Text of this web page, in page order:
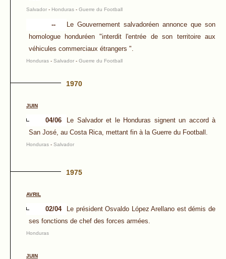
Salvador - Honduras - Guerre du Football
--
Le Gouvernement salvadoréen annonce que son
homologue honduréen "interdit l'entrée de son territoire aux
véhicules commerciaux étrangers ".
Honduras - Salvador - Guerre du Football
1970
JUIN
04/06
Le Salvador et le Honduras signent un accord à
San José, au Costa Rica, mettant fin à la Guerre du Football.
Honduras - Salvador
1975
AVRIL
02/04
Le président Osvaldo López Arellano est démis de
ses fonctions de chef des forces armées.
Honduras
JUIN